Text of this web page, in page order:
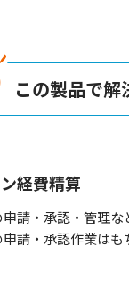
この製品で解
経費精算
請・承認・管理な
請・承認作業はも